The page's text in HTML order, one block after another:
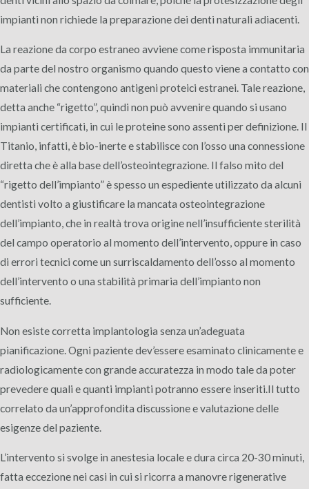
impianti non richiede la preparazione dei denti naturali adiacenti.
La reazione da corpo estraneo avviene come risposta immunitaria
da parte del nostro organismo quando questo viene a contatto con
materiali che contengono antigeni proteici estranei. Tale reazione,
detta anche “rigetto”, quindi non può avvenire quando si usano
impianti certificati, in cui le proteine sono assenti per definizione. Il
Titanio, infatti, è bio-inerte e stabilisce con l’osso una connessione
diretta che è alla base dell’osteointegrazione. Il falso mito del
“rigetto dell’impianto” è spesso un espediente utilizzato da alcuni
dentisti volto a giustificare la mancata osteointegrazione
dell’impianto, che in realtà trova origine nell’insufficiente sterilità
del campo operatorio al momento dell’intervento, oppure in caso
di errori tecnici come un surriscaldamento dell’osso al momento
dell’intervento o una stabilità primaria dell’impianto non
sufficiente.
Non esiste corretta implantologia senza un’adeguata
pianificazione. Ogni paziente dev’essere esaminato clinicamente e
radiologicamente con grande accuratezza in modo tale da poter
prevedere quali e quanti impianti potranno essere inseriti.Il tutto
correlato da un’approfondita discussione e valutazione delle
esigenze del paziente.
L’intervento si svolge in anestesia locale e dura circa 20-30 minuti,
fatta eccezione nei casi in cui si ricorra a manovre rigenerative